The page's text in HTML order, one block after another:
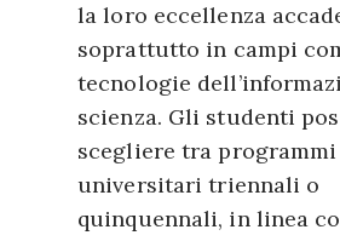
la loro eccellenza
soprattutto in campi
tecnologie
scienza. Gli studenti
scegliere tra programmi
universitari triennali o
quinquennali, in linea